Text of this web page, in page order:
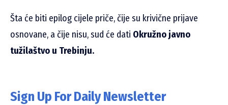
Šta će biti epilog cijele priče, čije su krivične prijave
osnovane, a čije nisu, sud će dati Okružno javno
tužilaštvo u Trebinju.
Sign Up For Daily Newsletter